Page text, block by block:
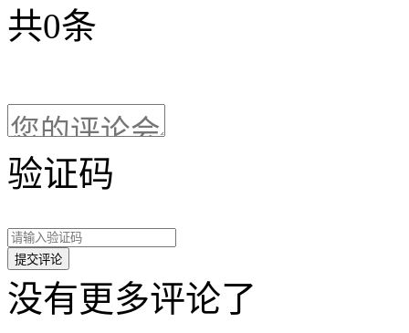
共0条
验证码
没有更多评论了